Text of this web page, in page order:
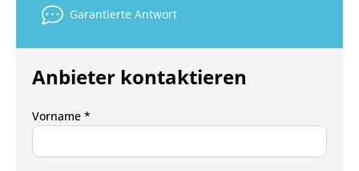
Garantierte Antwort
Anbieter kontaktieren
Vorname *